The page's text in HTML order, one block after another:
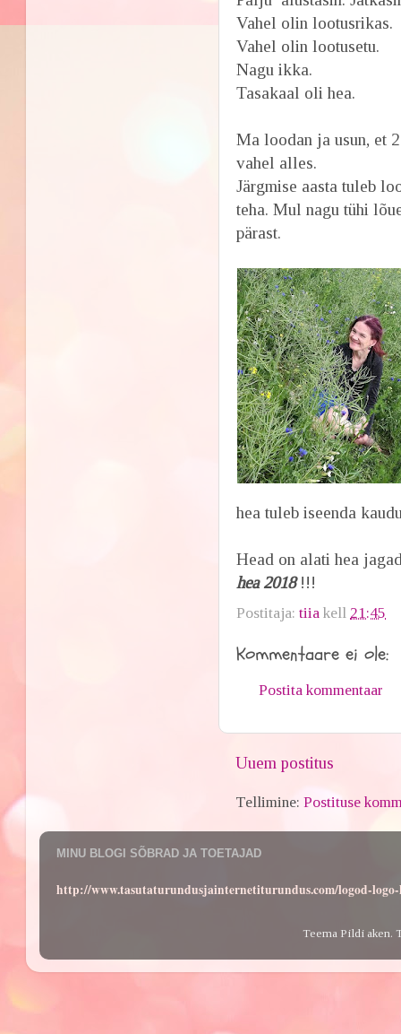
Vahel olin lootusrikas.
Vahel olin lootusetu.
Nagu ikka.
Tasakaal oli hea.
Ma loodan ja usun, et
vahel alles.
Järgmise aasta tuleb
teha. Mul nagu tühi
pärast.
hea tuleb iseenda
Head on alati hea
hea 2018!!!
Postitaja:tiia kell 21:45
Kommentaare ei ole:
Postita kommentaar
Uuem postitus
Tellimine:Postituse
MINU BLOGI SÕBRAD JA TOETAJAD
http://www.tasutaturundusjainternetiturundus.com/logod-
Teema Pildi aken.